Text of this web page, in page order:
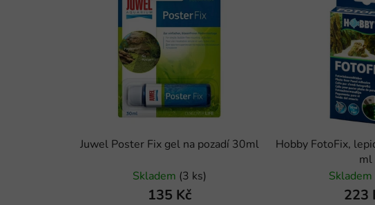
Juwel Poster Fix gel na pozadí 30ml
Skladem (3 ks)
135 Kč
Hobby FotoFix,
ml
Skladem
223